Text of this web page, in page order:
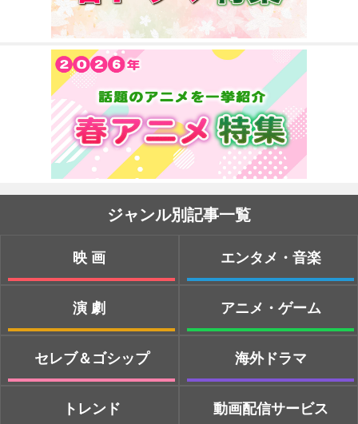
ジャンル別記事一覧
映画
演劇
セレブ＆ゴシップ
トレンド
エンタメ・音楽
アニメ・ゲーム
海外ドラマ
動画配信サービス